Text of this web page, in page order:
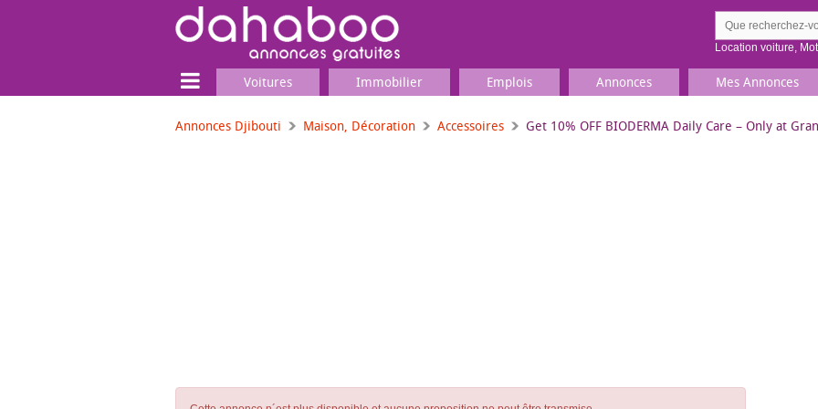
Location voiture,
Voitures Immobilier Emplois Annonces Mes Annonces
Annonces Djibouti Maison, Décoration Accessoires Get 10% OFF BIODERMA Daily Care – Only at